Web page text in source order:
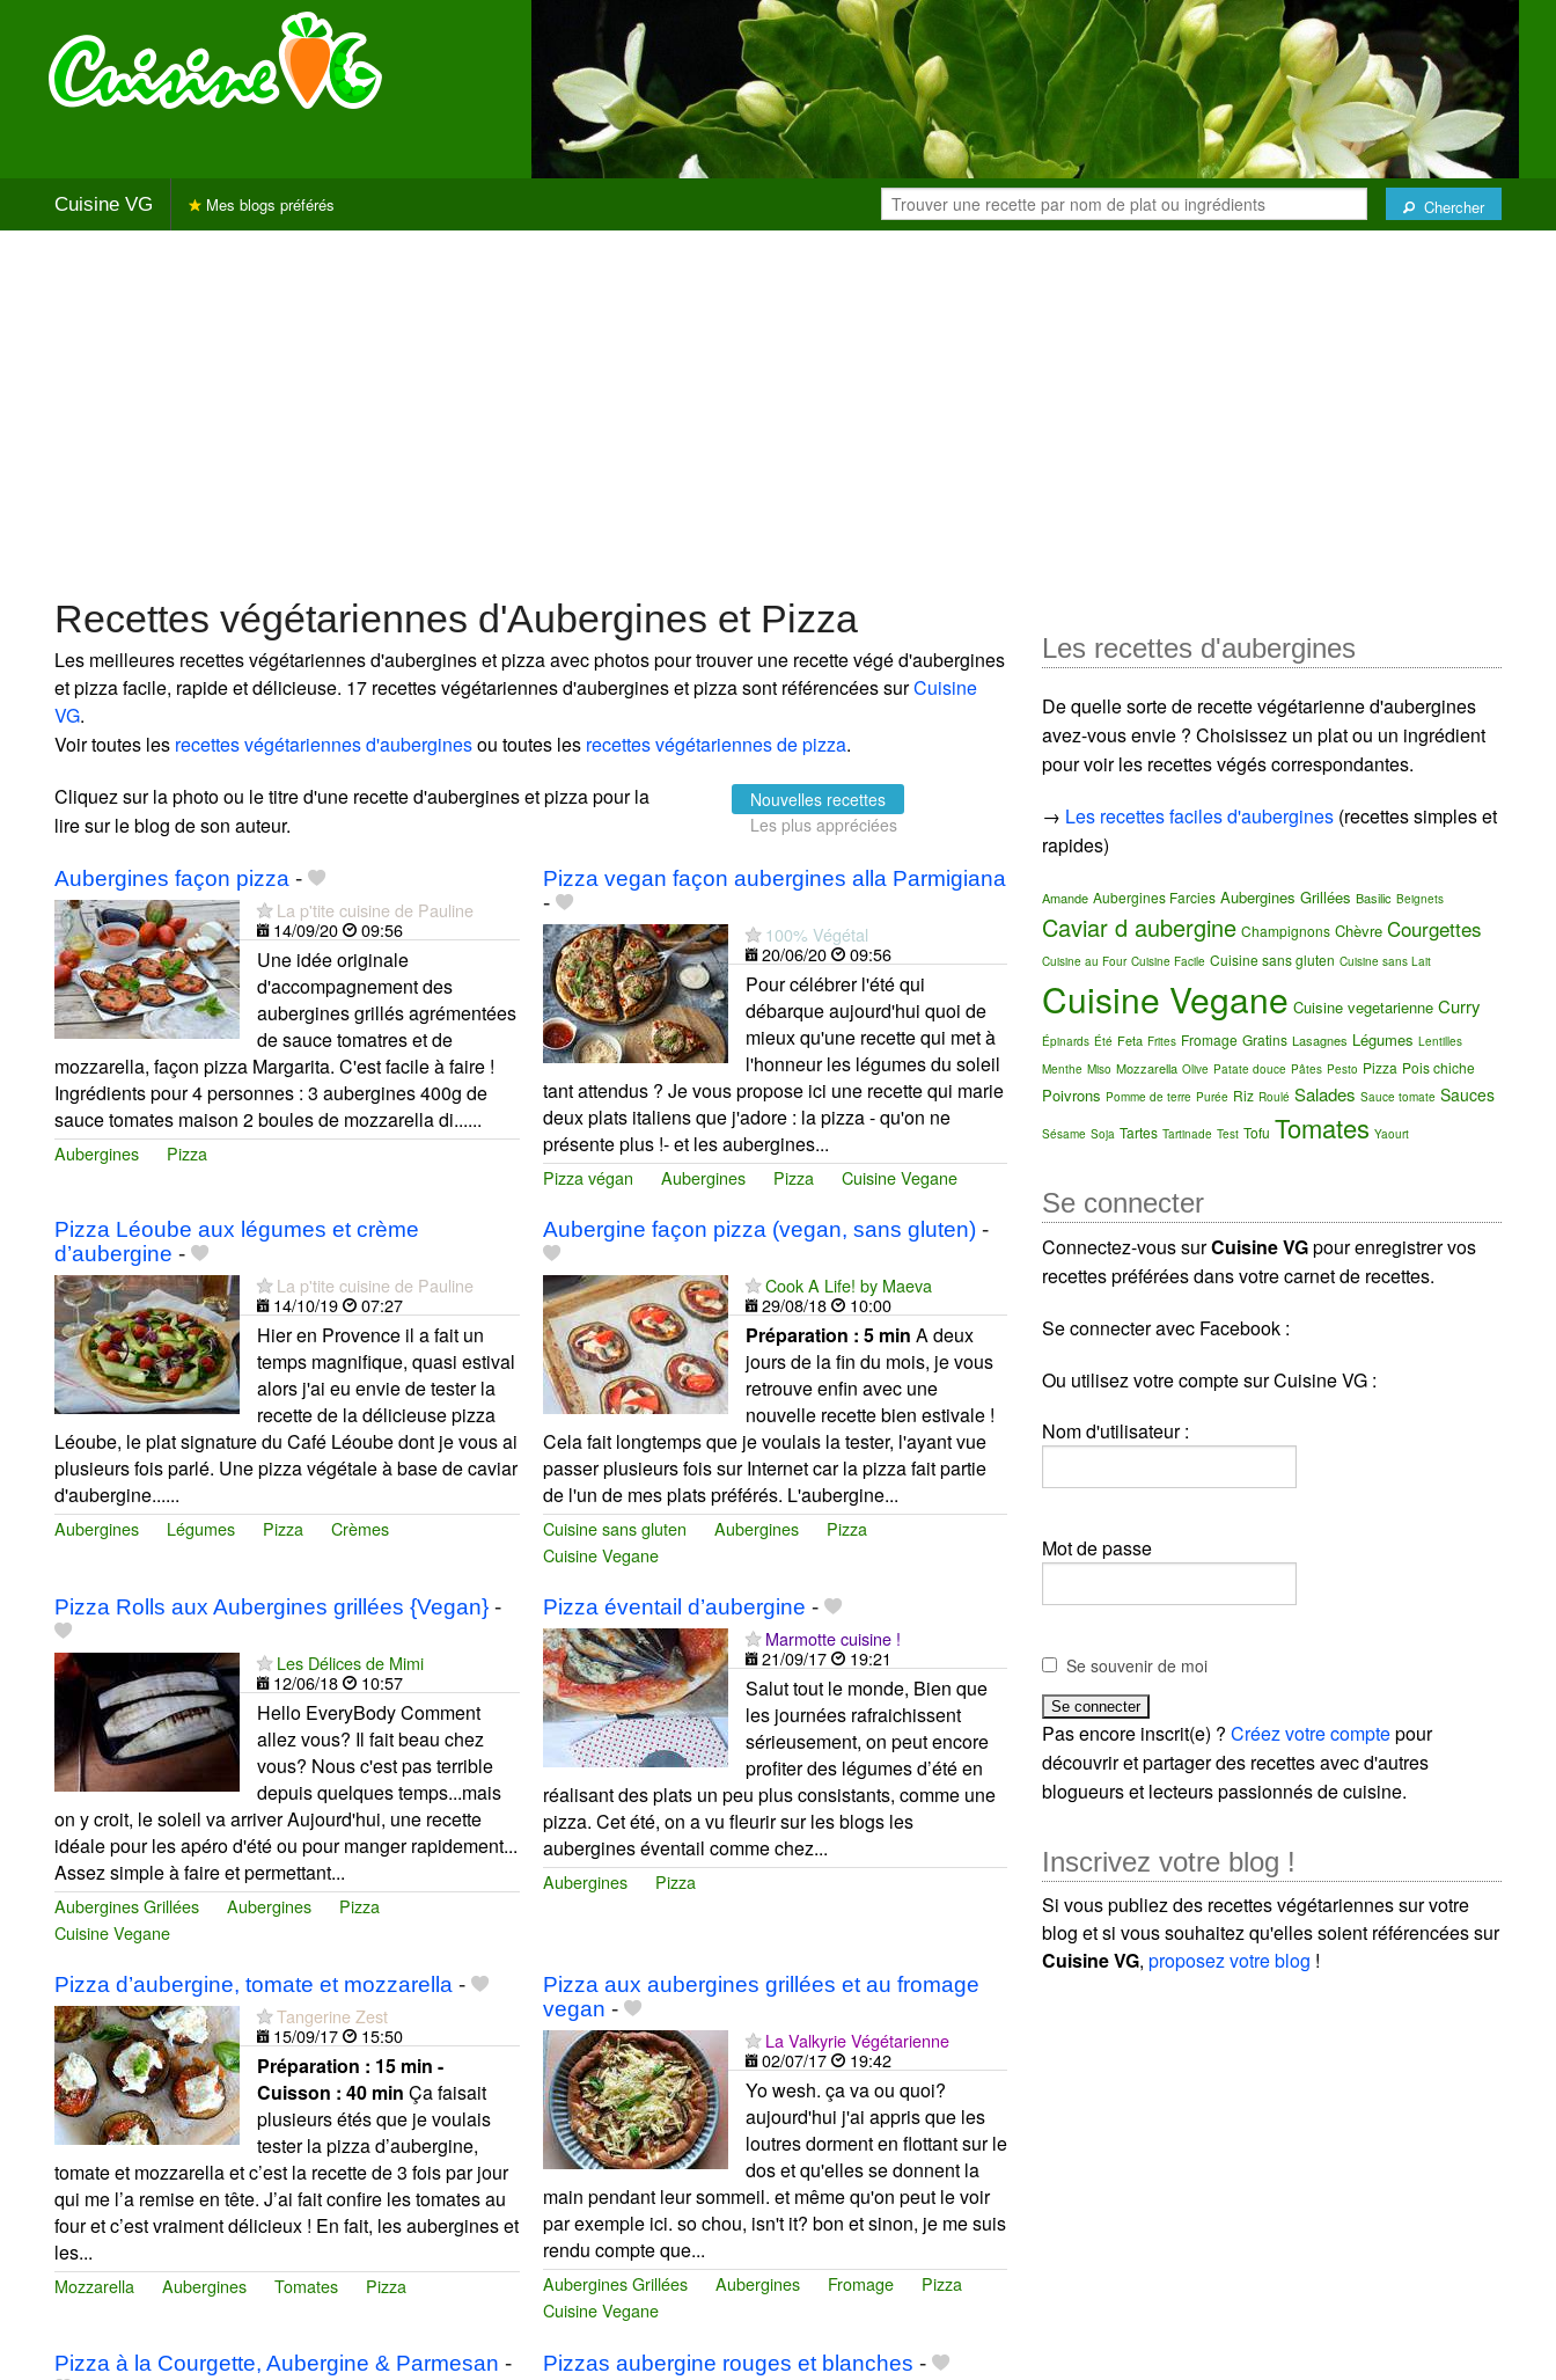
Cuisine VG Chercher
Mes blogs préférés
Recettes végétariennes d'Aubergines et Pizza
Les meilleures recettes végétariennes d'aubergines et pizza avec photos pour trouver une recette végé d'aubergines
et pizza facile, rapide et délicieuse. 17 recettes végétariennes d'aubergines et pizza sont référencées surCuisine
VG.
Voir toutes les recettes végétariennes d'auberginesou toutes les recettes végétariennes de pizza.
Cliquez sur la photo ou le titre d'une recette d'aubergines et pizza pour la
lire sur le blog de son auteur.
Nouvelles recettes
Les plus appréciées
Aubergines façon pizza -
La p'tite cuisine de Pauline
14/09/20
09:56
Une idée originale
d'accompagnement des
aubergines grillés agrémentées
de sauce tomatres et de
mozzarella, façon pizza Margarita. C'est facile à faire !
Ingrédients pour 4 personnes : 3 aubergines 400g de
sauce tomates maison 2 boules de mozzarella di......
Aubergines Pizza
Pizza vegan façon aubergines alla Parmigiana
-
100% Végétal
20/06/20
09:56
Pour célébrer l'été qui
débarque aujourd'hui quoi de
mieux qu'une recette qui met à
l'honneur les légumes du soleil
tant attendus ? Je vous propose ici une recette qui marie
deux plats italiens que j'adore : la pizza - qu'on ne
présente plus !- et les aubergines...
Pizza végan Aubergines Pizza Cuisine Vegane
Pizza Léoube aux légumes et crème
d’aubergine -
La p'tite cuisine de Pauline
14/10/19
07:27
Hier en Provence il a fait un
temps magnifique, quasi estival
alors j'ai eu envie de tester la
recette de la délicieuse pizza
Léoube, le plat signature du Café Léoube dont je vous ai
plusieurs fois parlé. Une pizza végétale à base de caviar
d'aubergine......
Aubergines Légumes Pizza Crèmes
Aubergine façon pizza (vegan, sans gluten)-
Cook A Life! by Maeva
29/08/18
10:00
Préparation : 5 min A deux
jours de la fin du mois, je vous
retrouve enfin avec une
nouvelle recette bien estivale !
Cela fait longtemps que je voulais la tester, l'ayant vue
passer plusieurs fois sur Internet car la pizza fait partie
de l'un de mes plats préférés. L'aubergine...
Cuisine sans gluten Aubergines
Pizza
Cuisine Vegane
Pizza Rolls aux Aubergines grillées {Vegan} -
Les Délices de Mimi
12/06/18
10:57
Hello EveryBody Comment
allez vous? Il fait beau chez
vous? Nous c'est pas terrible
depuis quelques temps...mais
on y croit, le soleil va arriver Aujourd'hui, une recette
idéale pour les apéro d'été ou pour manger rapidement...
Assez simple à faire et permettant...
Aubergines Grillées Aubergines
Pizza
Cuisine Vegane
Pizza éventail d’aubergine -
Marmotte cuisine !
21/09/17
19:21
Salut tout le monde, Bien que
les journées rafraichissent
sérieusement, on peut encore
profiter des légumes d’été en
réalisant des plats un peu plus consistants, comme une
pizza. Cet été, on a vu fleurir sur les blogs les
aubergines éventail comme chez...
Aubergines Pizza
Pizza d’aubergine, tomate et mozzarella -
Tangerine Zest
15/09/17
15:50
Préparation : 15 min -
Cuisson : 40 min Ça faisait
plusieurs étés que je voulais
tester la pizza d’aubergine,
tomate et mozzarella et c’est la recette de 3 fois par jour
qui me l’a remise en tête. J’ai fait confire les tomates au
four et c’est vraiment délicieux ! En fait, les aubergines et
les...
Mozzarella Aubergines Tomates Pizza
Pizza aux aubergines grillées et au fromage
vegan -
La Valkyrie Végétarienne
02/07/17
19:42
Yo wesh. ça va ou quoi?
aujourd'hui j'ai appris que les
loutres dorment en flottant sur le
dos et qu'elles se donnent la
main pendant leur sommeil. et même qu'on peut le voir
par exemple ici. so chou, isn't it? bon et sinon, je me suis
rendu compte que...
Aubergines Grillées Aubergines Fromage
Pizza
Cuisine Vegane
Pizza à la Courgette, Aubergine & Parmesan - Pizzas aubergine rouges et blanches -
Les recettes d'aubergines
De quelle sorte de recette végétarienne d'aubergines
avez-vous envie ? Choisissez un plat ou un ingrédient
pour voir les recettes végés correspondantes.
→ Les recettes faciles d'aubergines (recettes simples et
rapides)
Amande Aubergines Farcies Aubergines Grillées Basilic Beignets
Caviar d aubergine Champignons Chèvre Courgettes
Cuisine au Four Cuisine Facile Cuisine sans gluten Cuisine sans Lait
Cuisine Vegane Cuisine vegetarienne Curry
Épinards Été Feta Frites Fromage Gratins Lasagnes Légumes Lentilles
Menthe Miso Mozzarella Olive Patate douce Pâtes Pesto Pizza Pois chiche
Poivrons Pomme de terre Purée Riz Roulé Salades Sauce tomate Sauces
Sésame Soja Tartes Tartinade Test Tofu Tomates Yaourt
Se connecter
Connectez-vous surCuisine VGpour enregistrer vos
recettes préférées dans votre carnet de recettes.
Se connecter avec Facebook :
Ou utilisez votre compte sur Cuisine VG :
Nom d'utilisateur :
Mot de passe
Se souvenir de moi
Pas encore inscrit(e) ?Créez votre comptepour
découvrir et partager des recettes avec d'autres
blogueurs et lecteurs passionnés de cuisine.
Inscrivez votre blog !
Si vous publiez des recettes végétariennes sur votre
blog et si vous souhaitez qu'elles soient référencées sur
Cuisine VG,proposez votre blog !